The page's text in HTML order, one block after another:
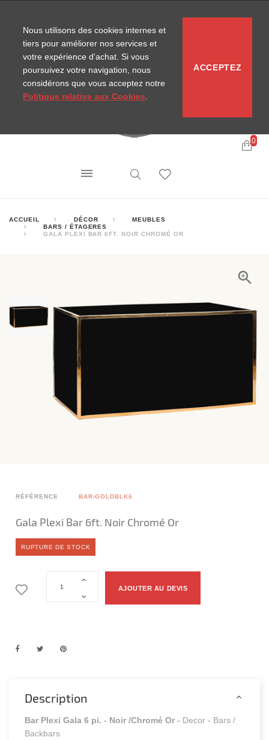
0
ACCUEIL DÉCOR
MEUBLES
BARS / ÉTAGERES
GALA PLEXI BAR 6FT. NOIR CHROMÉ OR
RÉFÉRENCE BAR-GOLDBLK6
Gala Plexi Bar 6ft. Noir Chromé Or
RUPTURE DE STOCK
AJOUTER AU DEVIS
Description
Bar Plexi Gala 6 pi. - Noir /Chromé Or - Decor - Bars /
Backbars
Nous utilisons des cookies internes et
tiers pour améliorer nos services et
votre expérience d'achat. Si vous
poursuivez votre navigation, nous
considérons que vous acceptez notre
Politique relative aux Cookies
ACCEPTEZ